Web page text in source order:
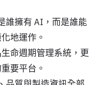
誰擁有 AI，而是誰能
地運作。
命週期管理系統，更
要平台。